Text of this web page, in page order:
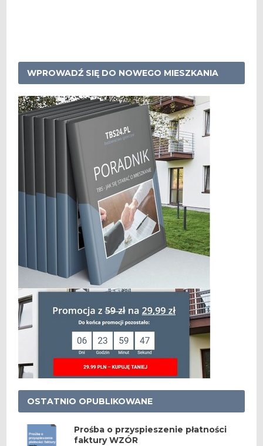
WPROWADŹ SIĘ DO NOWEGO MIESZKANIA
OSTATNIO OPUBLIKOWANE
Prośba o przyspieszenie płatności
faktury WZÓR